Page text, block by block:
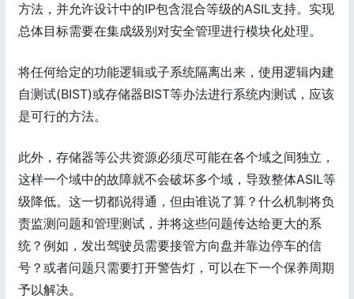
方法，并允许设计中的IP包含混合等级的ASIL支持。实现
总体目标需要在集成级别对安全管理进行模块化处理。
将任何给定的功能逻辑或子系统隔离出来，使用逻辑内建
自测试(BIST)或存储器BIST等办法进行系统内测试，应该
是可行的方法。
此外，存储器等公共资源必须尽可能在各个域之间独立，
这样一个域中的故障就不会破坏多个域，导致整体ASIL等
级降低。这一切都说得通，但由谁说了算？什么机制将负
责监测问题和管理测试，并将这些问题传达给更大的系
统？例如，发出驾驶员需要接管方向盘并靠边停车的信
号？或者问题只需要打开警告灯，可以在下一个保养周期
予以解决。